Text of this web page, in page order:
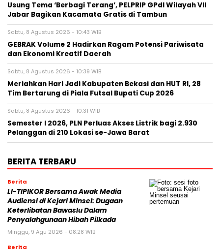
‎Usung Tema ‘Berbagi Terang’, PELPRIP GPdI Wilayah VII
Jabar Bagikan Kacamata Gratis di Tambun
Sabtu, 8 Agustus 2026 - 10:43 WIB
GEBRAK Volume 2 Hadirkan Ragam Potensi Pariwisata
dan Ekonomi Kreatif Daerah
Sabtu, 8 Agustus 2026 - 10:39 WIB
Meriahkan Hari Jadi Kabupaten Bekasi dan HUT RI, 28
Tim Bertarung di Piala Futsal Bupati Cup 2026
Sabtu, 8 Agustus 2026 - 10:31 WIB
Semester I 2026, PLN Perluas Akses Listrik bagi 2.930
Pelanggan di 210 Lokasi se-Jawa Barat
BERITA TERBARU
Berita
LI-TIPIKOR Bersama Awak Media
Audiensi di Kejari Minsel: Dugaan
Keterlibatan Bawaslu Dalam
Penyalahgunaan Hibah Pilkada
Minggu, 9 Agu 2026 - 08:28 WIB
Berita